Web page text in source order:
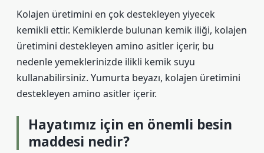
Kolajen üretimini en çok destekleyen yiyecek
kemikli ettir. Kemiklerde bulunan kemik iliği, kolajen
üretimini destekleyen amino asitler içerir, bu
nedenle yemeklerinizde ilikli kemik suyu
kullanabilirsiniz. Yumurta beyazı, kolajen üretimini
destekleyen amino asitler içerir.
Hayatımız için en önemli besin
maddesi nedir?